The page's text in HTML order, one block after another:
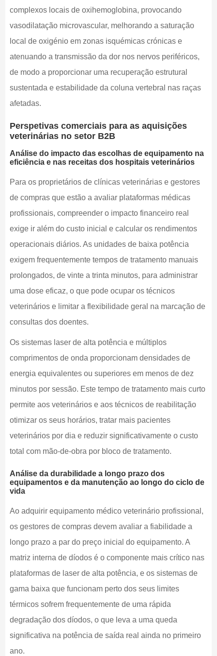
complexos locais de oxihemoglobina, provocando
vasodilatação microvascular, melhorando a saturação
local de oxigénio em zonas isquémicas crónicas e
atenuando a transmissão da dor nos nervos periféricos,
de modo a proporcionar uma recuperação estrutural
sustentada e estabilidade da coluna vertebral nas raças
afetadas.
Perspetivas comerciais para as aquisições
veterinárias no setor B2B
Análise do impacto das escolhas de equipamento na
eficiência e nas receitas dos hospitais veterinários
Para os proprietários de clínicas veterinárias e gestores
de compras que estão a avaliar plataformas médicas
profissionais, compreender o impacto financeiro real
exige ir além do custo inicial e calcular os rendimentos
operacionais diários. As unidades de baixa potência
exigem frequentemente tempos de tratamento manuais
prolongados, de vinte a trinta minutos, para administrar
uma dose eficaz, o que pode ocupar os técnicos
veterinários e limitar a flexibilidade geral na marcação de
consultas dos doentes.
Os sistemas laser de alta potência e múltiplos
comprimentos de onda proporcionam densidades de
energia equivalentes ou superiores em menos de dez
minutos por sessão. Este tempo de tratamento mais curto
permite aos veterinários e aos técnicos de reabilitação
otimizar os seus horários, tratar mais pacientes
veterinários por dia e reduzir significativamente o custo
total com mão-de-obra por bloco de tratamento.
Análise da durabilidade a longo prazo dos
equipamentos e da manutenção ao longo do ciclo de
vida
Ao adquirir equipamento médico veterinário profissional,
os gestores de compras devem avaliar a fiabilidade a
longo prazo a par do preço inicial do equipamento. A
matriz interna de díodos é o componente mais crítico nas
plataformas de laser de alta potência, e os sistemas de
gama baixa que funcionam perto dos seus limites
térmicos sofrem frequentemente de uma rápida
degradação dos díodos, o que leva a uma queda
significativa na potência de saída real ainda no primeiro
ano.